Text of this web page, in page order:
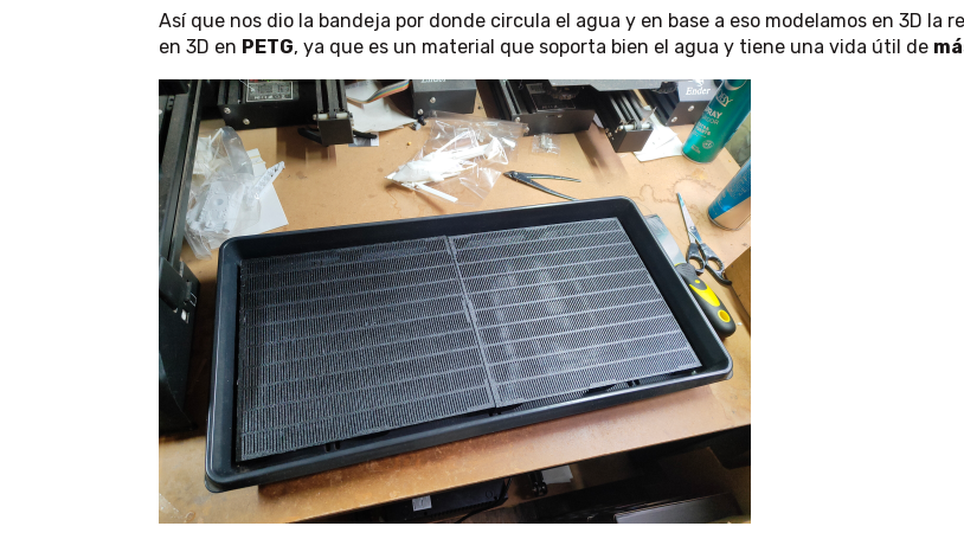
Así que nos dio la bandeja por donde circula el agua y en base a eso modelamos en 3D la
en 3D en PETG, ya que es un material que soporta bien el agua y tiene una vida útil de